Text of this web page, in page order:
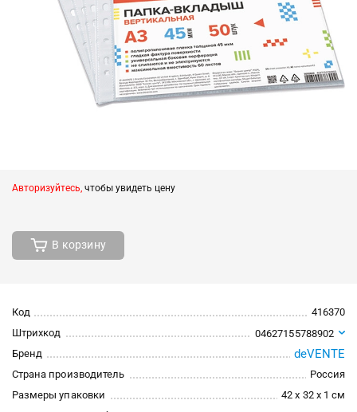
Авторизуйтесь, чтобы увидеть цену
В корзину
Код
416370
Штрихкод
04627155788902
Бренд
deVENTE
Страна производитель
Россия
Размеры упаковки
42 x 32 x 1 см